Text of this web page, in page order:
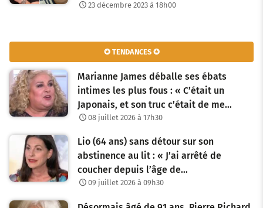
23 décembre 2023 à 18h00
✪ TENDANCES ✪
Marianne James déballe ses ébats
intimes les plus fous : « C’était un
Japonais, et son truc c’était de me…
08 juillet 2026 à 17h30
Lio (64 ans) sans détour sur son
abstinence au lit : « J’ai arrêté de
coucher depuis l’âge de…
09 juillet 2026 à 09h30